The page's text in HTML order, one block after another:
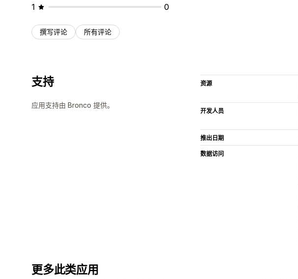
1
0
撰写评论 所有评论
支持
应用支持由 Bronco 提供。
资源
开发人员
推出日期
数据访问
更多此类应用